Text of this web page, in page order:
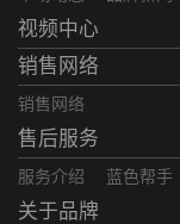
视频中心
销售网络
销售网络
售后服务
服务介绍 蓝色帮手
关于品牌